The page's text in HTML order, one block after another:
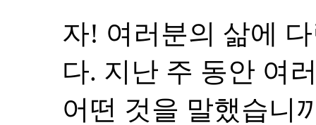
자! 여러분의 삶에
다. 지난 주 동안 여
어떤 것을 말했습니